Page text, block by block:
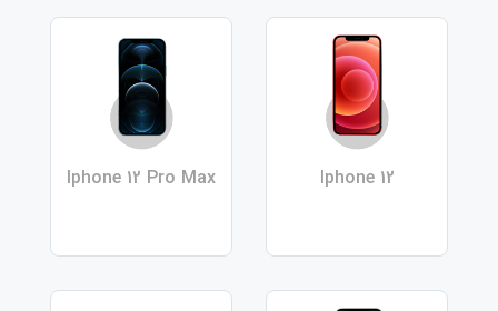
Iphone 12
Iphone 12 Pro Max